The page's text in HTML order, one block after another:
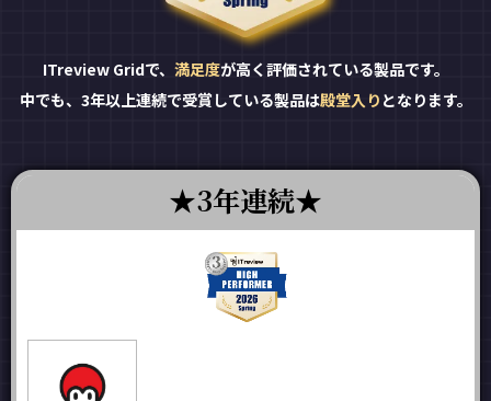
ITreview Gridで、 満足度が高く評価されている製品です。
中でも、3年以上連続で受賞している製品は殿堂入り となります。
3年連続